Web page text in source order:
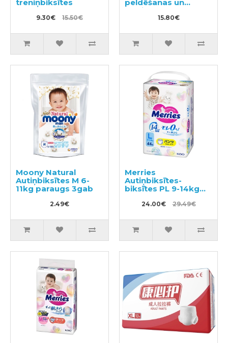
treniņbiksītes
9.30€ 15.50€
peldēšanas un
podiņmācību
autiņbiksīte M 11–15
15.80€
Moony Natural
Autiņbiksītes M 6-
11kg paraugs 3gab
2.49€
Merries
Autiņbiksītes-
biksītes PL 9-14kg
24.00€ 29.49€